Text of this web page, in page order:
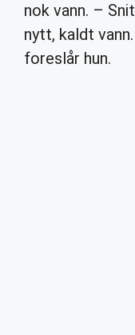
nok vann. –
nytt, kaldt
foreslår hun.